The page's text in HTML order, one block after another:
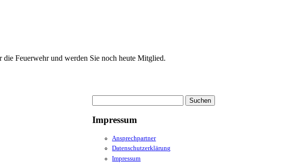
Feuerwehr und werden Sie noch heute Mitglied.
nach:
Impressum
Ansprechpartner
Datenschutzerklärung
Impressum